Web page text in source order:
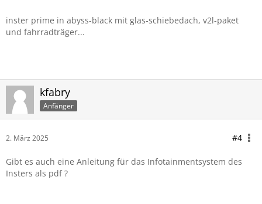
inster prime in abyss-black mit glas-schiebedach, v2l-paket
und fahrradträger...
kfabry
Anfänger
2. März 2025 #4
Gibt es auch eine Anleitung für das Infotainmentsystem des
Insters als pdf ?